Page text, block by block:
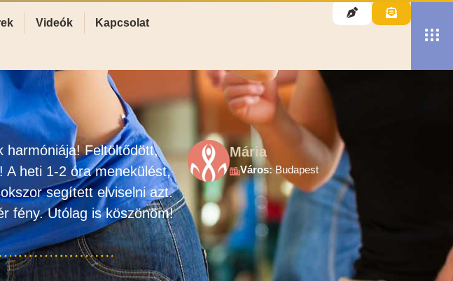
Videók Kapcsolat
harmóniája! Feltöltődött,
heti 1-2 óra menekülést,
segített elviselni azt.
fény. Utólag is köszönöm!
Mária
Város:Budapest